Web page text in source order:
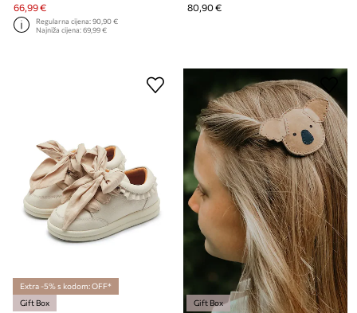
66,99 €
Regularna cijena:90,90 €
Najniža cijena:69,99 €
80,90 €
Extra -5% s kodom: OFF*
Gift Box
Gift Box